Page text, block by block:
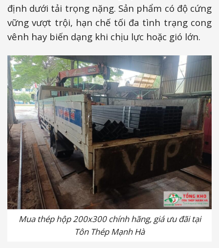
định dưới tải trọng nặng. Sản phẩm có độ cứng
vững vượt trội, hạn chế tối đa tình trạng cong
vênh hay biến dạng khi chịu lực hoặc gió lớn.
Mua thép hộp 200x300 chính hãng, giá ưu đãi tại
Tôn Thép Mạnh Hà